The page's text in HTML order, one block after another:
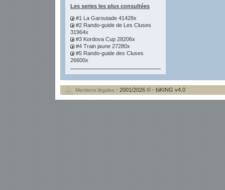
Les series les plus consultées
#1 La Garoutade 41428x
#2 Rando-guide de Les Cluses
31964x
#3 Kordova Cup 28206x
#4 Train jaune 27280x
#5 Rando-guide des Cluses
26600x
Mentions légales - 2001/2026 © - biKING v4.0